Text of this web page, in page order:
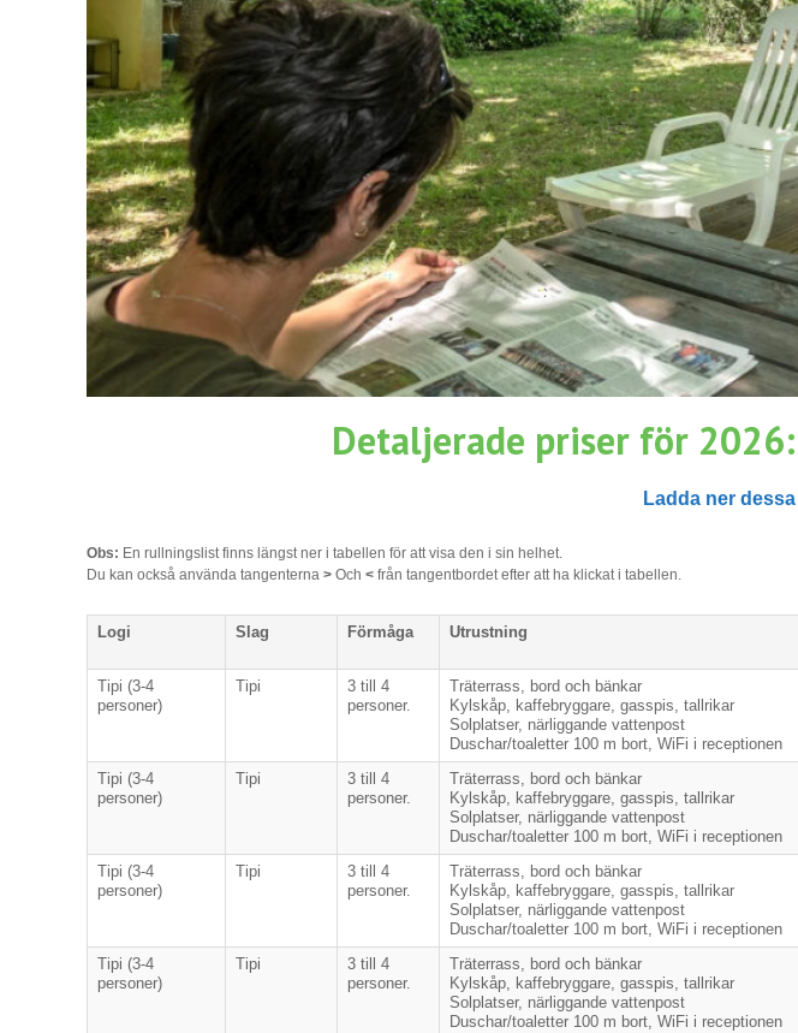
Detaljerade priser för
Ladda ner
Obs: En rullningslist finns längst ner i tabellen för att visa den i sin helhet.
Du kan också använda tangenterna > Och < från tangentbordet efter att ha klickat i tabellen.
Logi Slag Förmåga Utrustning
Tipi (3-4
personer)
Tipi
3 till 4
personer.
Träterrass, bord och bänkar
Kylskåp, kaffebryggare, gasspis, tallrikar
Solplatser, närliggande vattenpost
Duschar/toaletter 100 m bort, WiFi i receptionen
Tipi (3-4
personer)
Tipi
3 till 4
personer.
Träterrass, bord och bänkar
Kylskåp, kaffebryggare, gasspis, tallrikar
Solplatser, närliggande vattenpost
Duschar/toaletter 100 m bort, WiFi i receptionen
Tipi (3-4
personer)
Tipi
3 till 4
personer.
Träterrass, bord och bänkar
Kylskåp, kaffebryggare, gasspis, tallrikar
Solplatser, närliggande vattenpost
Duschar/toaletter 100 m bort, WiFi i receptionen
Tipi (3-4
personer)
Tipi
3 till 4
personer.
Träterrass, bord och bänkar
Kylskåp, kaffebryggare, gasspis, tallrikar
Solplatser, närliggande vattenpost
Duschar/toaletter 100 m bort, WiFi i receptionen